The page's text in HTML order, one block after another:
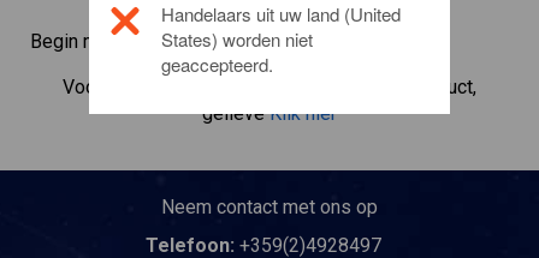
Begin met het handelen in CFD's in
Voor meer informatie over dit beleggingsproduct,
gelieveKlik hier
Neem contact met ons op
Telefoon: +359(2)4928497
Handelaars uit uw land (United
States) worden niet
geaccepteerd.